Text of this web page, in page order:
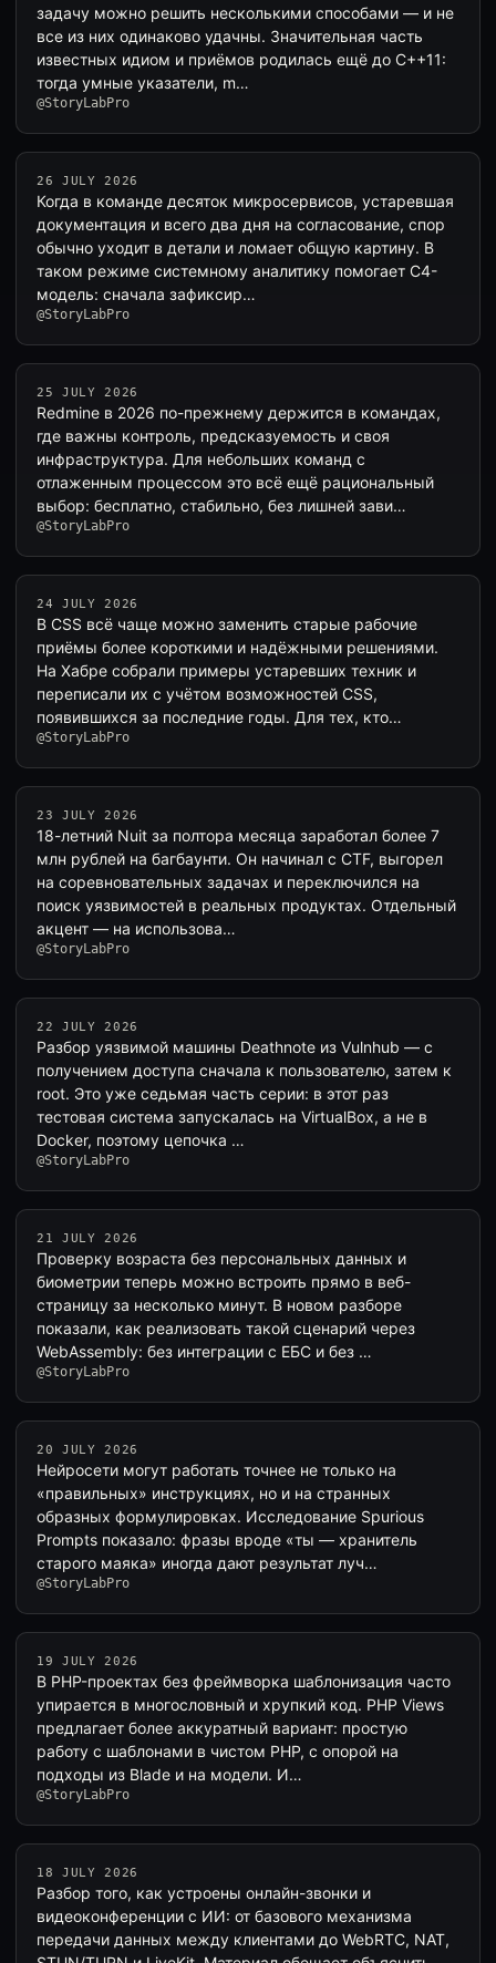
задачу можно решить несколькими способами — и не
все из них одинаково удачны. Значительная часть
известных идиом и приёмов родилась ещё до C++11:
тогда умные указатели, m…
@StoryLabPro
26 JULY 2026
Когда в команде десяток микросервисов, устаревшая
документация и всего два дня на согласование, спор
обычно уходит в детали и ломает общую картину. В
таком режиме системному аналитику помогает C4-
модель: сначала зафиксир…
@StoryLabPro
25 JULY 2026
Redmine в 2026 по-прежнему держится в командах,
где важны контроль, предсказуемость и своя
инфраструктура. Для небольших команд с
отлаженным процессом это всё ещё рациональный
выбор: бесплатно, стабильно, без лишней зави…
@StoryLabPro
24 JULY 2026
В CSS всё чаще можно заменить старые рабочие
приёмы более короткими и надёжными решениями.
На Хабре собрали примеры устаревших техник и
переписали их с учётом возможностей CSS,
появившихся за последние годы. Для тех, кто…
@StoryLabPro
23 JULY 2026
18-летний Nuit за полтора месяца заработал более 7
млн рублей на багбаунти. Он начинал с CTF, выгорел
на соревновательных задачах и переключился на
поиск уязвимостей в реальных продуктах. Отдельный
акцент — на использова…
@StoryLabPro
22 JULY 2026
Разбор уязвимой машины Deathnote из Vulnhub — с
получением доступа сначала к пользователю, затем к
root. Это уже седьмая часть серии: в этот раз
тестовая система запускалась на VirtualBox, а не в
Docker, поэтому цепочка …
@StoryLabPro
21 JULY 2026
Проверку возраста без персональных данных и
биометрии теперь можно встроить прямо в веб-
страницу за несколько минут. В новом разборе
показали, как реализовать такой сценарий через
WebAssembly: без интеграции с ЕБС и без …
@StoryLabPro
20 JULY 2026
Нейросети могут работать точнее не только на
«правильных» инструкциях, но и на странных
образных формулировках. Исследование Spurious
Prompts показало: фразы вроде «ты — хранитель
старого маяка» иногда дают результат луч…
@StoryLabPro
19 JULY 2026
В PHP-проектах без фреймворка шаблонизация часто
упирается в многословный и хрупкий код. PHP Views
предлагает более аккуратный вариант: простую
работу с шаблонами в чистом PHP, с опорой на
подходы из Blade и на модели. И…
@StoryLabPro
18 JULY 2026
Разбор того, как устроены онлайн-звонки и
видеоконференции с ИИ: от базового механизма
передачи данных между клиентами до WebRTC, NAT,